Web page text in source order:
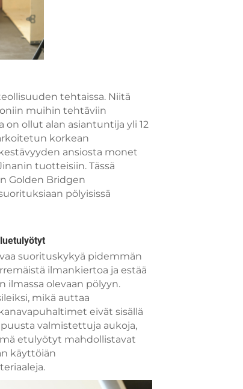
tehtaissa. Niitä
muihin tehtäviin
on ollut alan asiantuntija yli 12
korkean
ansiosta monet
tuotteisiin. Tässä
Golden Bridgen
pölyisissä
suorituskykyä pidemmän
ilmankiertoa ja estää
olevaan pölyyn.
mikä auttaa
eivät sisällä
valmistettuja aukoja,
etulyötyt mahdollistavat
käyttöiän